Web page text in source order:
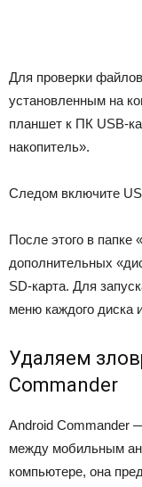
Для проверки
установленным на
планшет к ПК USB-
накопитель».
Следом включите
После этого в папке
дополнительных
SD-карта. Для
меню каждого диска
Удаляем
Commander
Android Commander
между мобильным
компьютере, она